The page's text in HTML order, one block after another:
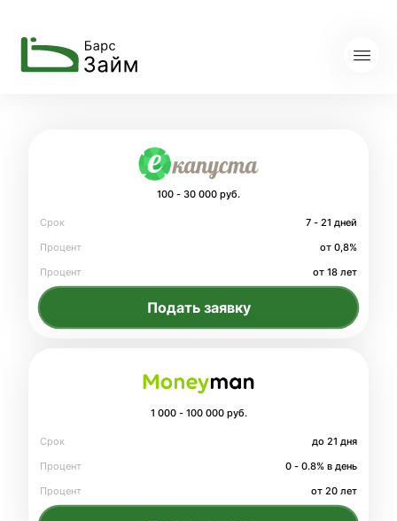
100 - 30 000 руб.
Срок
7 - 21 дней
Процент
от 0,8%
Процент
от 18 лет
Подать заявку
1 000 - 100 000 руб.
Срок
до 21 дня
Процент
0 - 0.8% в день
Процент
от 20 лет